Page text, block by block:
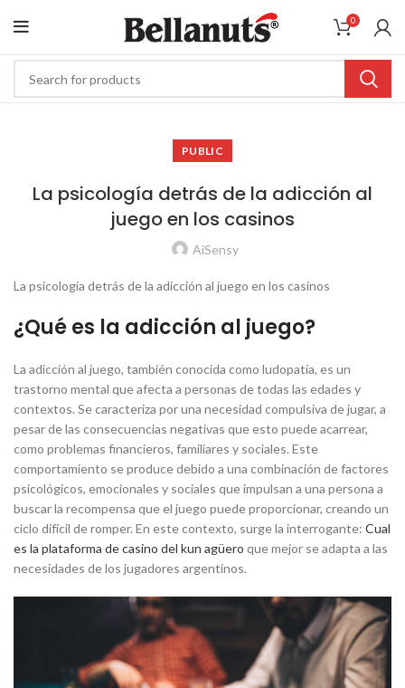
0
PUBLIC
La psicología detrás de la adicción al
juego en los casinos
AiSensy
La psicología detrás de la adicción al juego en los casinos
¿Qué es la adicción al juego?
La adicción al juego, también conocida como ludopatía, es un
trastorno mental que afecta a personas de todas las edades y
contextos. Se caracteriza por una necesidad compulsiva de jugar, a
pesar de las consecuencias negativas que esto puede acarrear,
como problemas financieros, familiares y sociales. Este
comportamiento se produce debido a una combinación de factores
psicológicos, emocionales y sociales que impulsan a una persona a
buscar la recompensa que el juego puede proporcionar, creando un
ciclo difícil de romper. En este contexto, surge la interrogante: Cual
es la plataforma de casino del kun agüero que mejor se adapta a las
necesidades de los jugadores argentinos.